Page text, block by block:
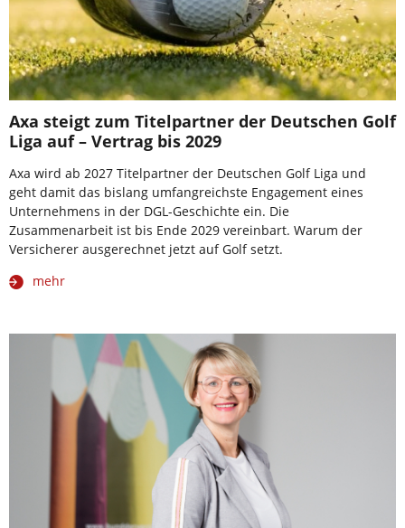
Axa steigt zum Titelpartner der Deutschen Golf
Liga auf – Vertrag bis 2029
Axa wird ab 2027 Titelpartner der Deutschen Golf Liga und
geht damit das bislang umfangreichste Engagement eines
Unternehmens in der DGL-Geschichte ein. Die
Zusammenarbeit ist bis Ende 2029 vereinbart. Warum der
Versicherer ausgerechnet jetzt auf Golf setzt.
mehr